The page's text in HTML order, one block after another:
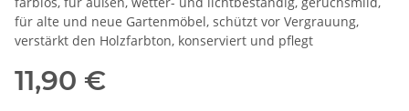
für alte und neue Gartenmöbel, schützt vor Vergrauung,
verstärkt den Holzfarbton, konserviert und pflegt
11,90 €